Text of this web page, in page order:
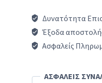
επαφών)
δίπορτου
ψυγείου
Δυνατότητα
Έξοδα
Ασφαλείς
ΑΣΦΑΛΕΙΣ